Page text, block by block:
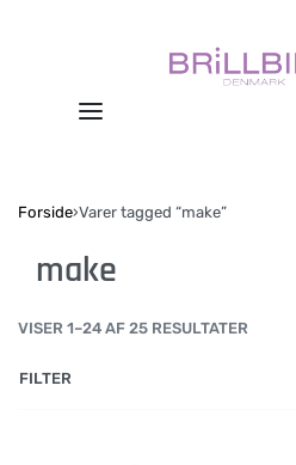
Forside›Varer tagged “make”
make
VISER 1–24 AF 25 RESULTATER
FILTER